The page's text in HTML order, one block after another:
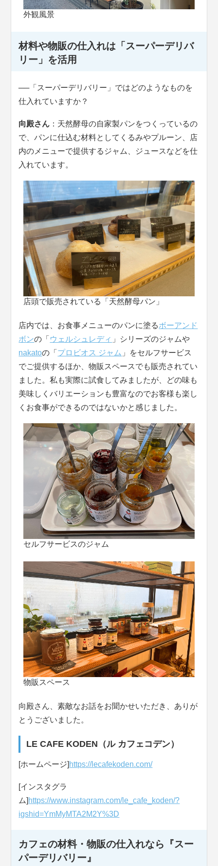
外観風景
材料や物販の仕入れは「スーパーデリバ
リー」を活用
──「スーパーデリバリー」ではどのようなものを
仕入れていますか？
向殿さん ：天然酵母の自家製パンをつくっているの
で、パンに仕込む材料としてくるみやプルーン、店
内のメニューで提供するジャム、ジュースなどを仕
入れています。
店頭で販売されている「天然酵母パン」
店内では、お食事メニューのパンに塗るボーアンド
ボンの「 ウェルシュレディ 」シリーズのジャムや
nakatoの「 プロビオス ジャム 」をセルフサービス
でご提供するほか、物販スペースでも販売されてい
ました。私も実際に試食してみましたが、どの味も
美味しくバリエーションも豊富なのでお客様も楽し
くお食事ができるのではないかと感じました。
セルフサービスのジャム
物販スペース
向殿さん、素敵なお話をお聞かせいただき、ありが
とうございました。
LE CAFE KODEN（ル カフェコデン）
[ホームページ] https://lecafekoden.com/
[インスタグラ
ム] https://www.instagram.com/le_cafe_koden/?
igshid=YmMyMTA2M2Y%3D
カフェの材料・物販の仕入れなら『スー
パーデリバリー』